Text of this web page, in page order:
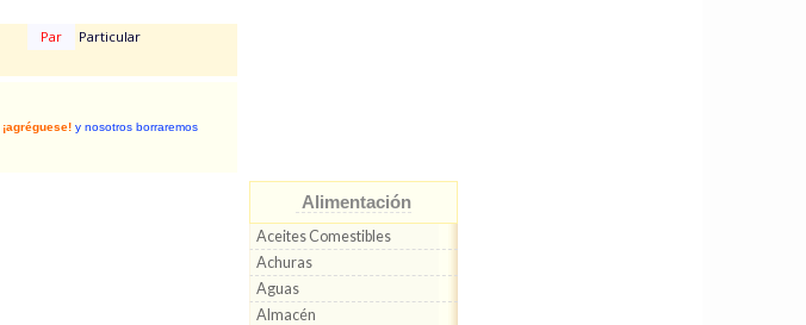
Par
Particular
¡agréguese! y nosotros borraremos
Alimentación
Aceites Comestibles
Achuras
Aguas
Almacén